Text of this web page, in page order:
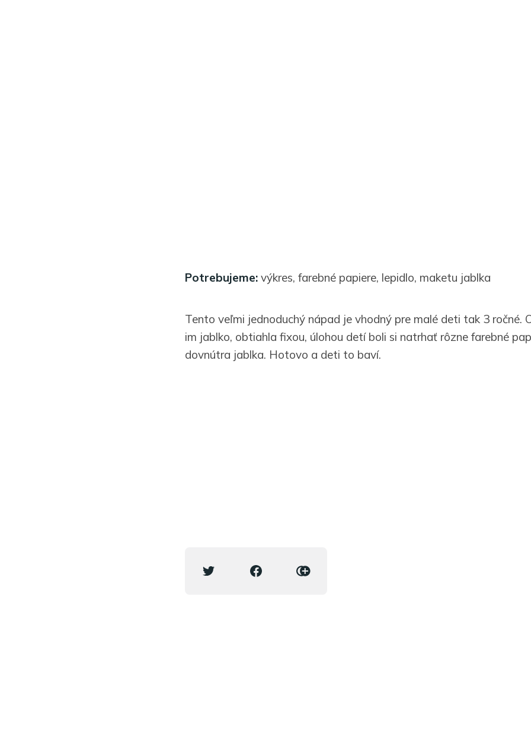
Potrebujeme: výkres, farebné papiere, lepidlo, maketu jablka
Tento veľmi jednoduchý nápad je vhodný pre malé deti tak 3 ročné.
im jablko, obtiahla fixou, úlohou detí boli si natrhať rôzne farebné
dovnútra jablka. Hotovo a deti to baví.